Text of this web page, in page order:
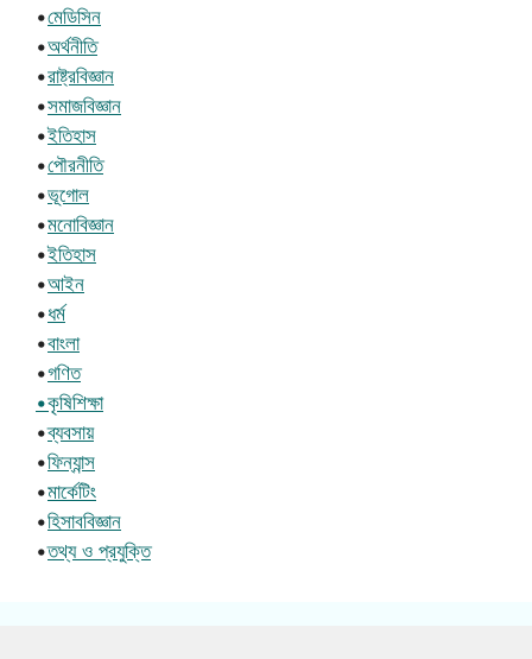
•মেডিসিন
•অর্থনীতি
•রাষ্ট্রবিজ্ঞান
•সমাজবিজ্ঞান
•ইতিহাস
•পৌরনীতি
•ভূগোল
•মনোবিজ্ঞান
•ইতিহাস
•আইন
•ধর্ম
•বাংলা
•গণিত
•কৃষিশিক্ষা
•ব্যবসায়
•ফিন্যান্স
•মার্কেটিং
•হিসাববিজ্ঞান
•তথ্য ও প্রযুক্তি